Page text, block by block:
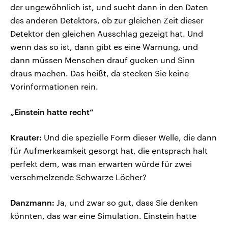
der ungewöhnlich ist, und sucht dann in den Daten
des anderen Detektors, ob zur gleichen Zeit dieser
Detektor den gleichen Ausschlag gezeigt hat. Und
wenn das so ist, dann gibt es eine Warnung, und
dann müssen Menschen drauf gucken und Sinn
draus machen. Das heißt, da stecken Sie keine
Vorinformationen rein.
„Einstein hatte recht“
Krauter: Und die spezielle Form dieser Welle, die dann
für Aufmerksamkeit gesorgt hat, die entsprach halt
perfekt dem, was man erwarten würde für zwei
verschmelzende Schwarze Löcher?
Danzmann: Ja, und zwar so gut, dass Sie denken
könnten, das war eine Simulation. Einstein hatte